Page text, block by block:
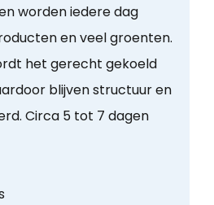
worden iedere dag
en veel groenten.
het gerecht gekoeld
blijven structuur en
Circa 5 tot 7 dagen